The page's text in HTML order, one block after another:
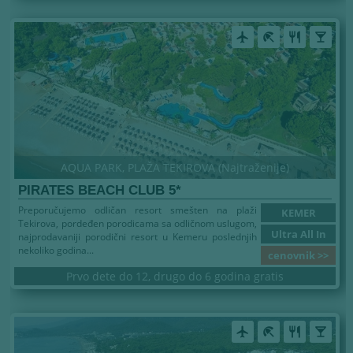
airplanemode_active beach_access restaurant local_bar
AQUA PARK, PLAŽA TEKIROVA (Najtraženije)
PIRATES BEACH CLUB 5*
KEMER
Ultra All In
cenovnik >>
Preporučujemo odličan resort smešten na plaži
Tekirova, pordeđen porodicama sa odličnom uslugom,
najprodavaniji porodični resort u Kemeru poslednjih
nekoliko godina...
Prvo dete do 12, drugo do 6 godina gratis
airplanemode_active beach_access restaurant local_bar